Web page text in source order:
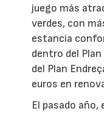
juego más
verdes, con
estancia
dentro del
del Plan
euros en
El pasado